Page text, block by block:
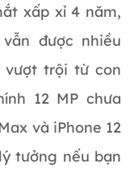
xấp xỉ 4 năm,
được nhiều
vượt trội từ con
12 MP chưa
và iPhone 12
tưởng nếu bạn